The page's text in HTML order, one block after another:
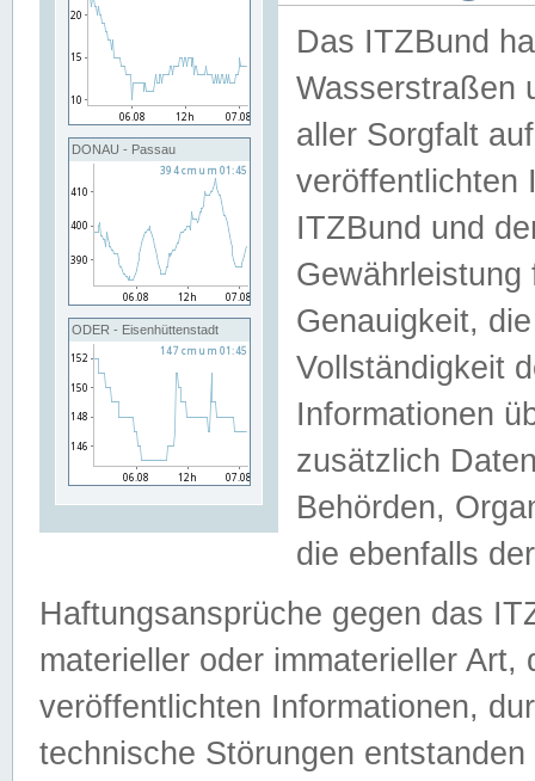
DONAU - Passau
ODER - Eisenhüttenstadt
Das ITZBund
Wasserstraßen
aller Sorgfalt
veröffentlichten
ITZBund und
Genauigkeit,
Vollständigkeit
Informationen
zusätzlich
Behörden,
die ebenfalls
Haftungsansprüche gegen das
materieller oder immaterieller
veröffentlichten Informationen,
technische Störungen